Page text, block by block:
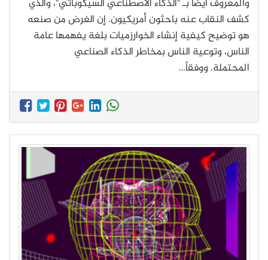
والمعروف أيضاً بـ "الذكاء الاصطناعي السيكوباثي"، والذي
كشف النقاب عنه باحثون أمريكيون. إن الغرض من صنعه
هو توضيح كيفية إنشاء الخوارزميات بلغة يفهمها عامة
الناس، وتوعية الناس بمخاطر الذكاء الصناعي
المحتملة. ووفقاً…